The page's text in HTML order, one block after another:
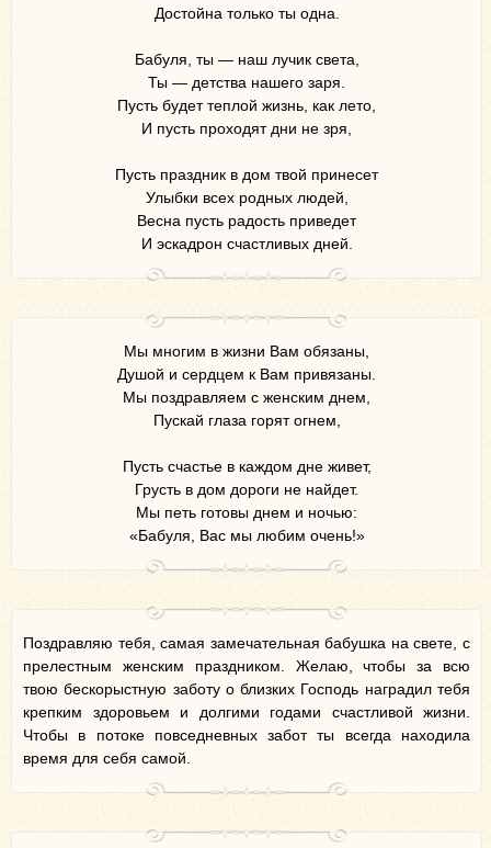
Достойна только ты одна.
Бабуля, ты — наш лучик света,
Ты — детства нашего заря.
Пусть будет теплой жизнь, как лето,
И пусть проходят дни не зря,
Пусть праздник в дом твой принесет
Улыбки всех родных людей,
Весна пусть радость приведет
И эскадрон счастливых дней.
Мы многим в жизни Вам обязаны,
Душой и сердцем к Вам привязаны.
Мы поздравляем с женским днем,
Пускай глаза горят огнем,
Пусть счастье в каждом дне живет,
Грусть в дом дороги не найдет.
Мы петь готовы днем и ночью:
«Бабуля, Вас мы любим очень!»
Поздравляю тебя, самая замечательная бабушка на свете, с
прелестным женским праздником. Желаю, чтобы за всю
твою бескорыстную заботу о близких Господь наградил тебя
крепким здоровьем и долгими годами счастливой жизни.
Чтобы в потоке повседневных забот ты всегда находила
время для себя самой.